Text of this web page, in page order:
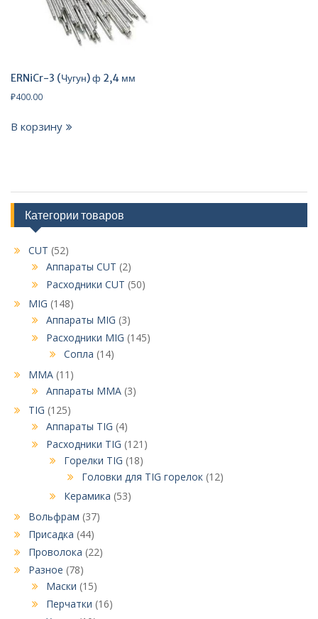
ERNiCr-3 (Чугун) ф 2,4 мм
₽400.00
В корзину
Категории товаров
CUT (52)
Аппараты CUT (2)
Расходники CUT (50)
MIG (148)
Аппараты MIG (3)
Расходники MIG (145)
Сопла (14)
MMA (11)
Аппараты MMA (3)
TIG (125)
Аппараты TIG (4)
Расходники TIG (121)
Горелки TIG (18)
Головки для TIG горелок (12)
Керамика (53)
Вольфрам (37)
Присадка (44)
Проволока (22)
Разное (78)
Маски (15)
Перчатки (16)